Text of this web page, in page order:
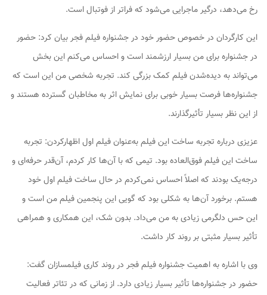
رخ می‌دهد، درگیر ماجرایی می‌شود که فراتر از فوتبال است.
این کارگردان در خصوص حضور خود در جشنواره فیلم فجر بیان کرد: حضور
در جشنواره برای من بسیار ارزشمند است و احساس می‌کنم این بخش
می‌تواند به دیده‌شدن فیلم کمک بزرگی کند. تجربه شخصی من این است که
جشنواره‌ها فرصت بسیار خوبی برای نمایش اثر به مخاطبان گسترده هستند و
از این نظر بسیار تأثیرگذارند.
عزیزی درباره تجربه ساخت این فیلم به‌عنوان فیلم اول اظهارکردن: تجربه
ساخت این فیلم فوق‌العاده بود. تیمی که با آن‌ها کار کردم، آن‌قدر حرفه‌ای و
درجه‌یک بودند که اصلاً احساس نمی‌کردم در حال ساخت فیلم اول خود
هستم. برخورد آن‌ها به شکلی بود که گویی این پنجمین فیلم من است و
این حس دلگرمی زیادی به من می‌داد. بدون شک، این همکاری و همراهی
تأثیر بسیار مثبتی بر روند کار داشت.
وی با اشاره به اهمیت جشنواره فیلم فجر در روند کاری فیلمسازان گفت:
حضور در جشنواره‌ها تأثیر بسیار زیادی دارد. از زمانی که در تئاتر فعالیت